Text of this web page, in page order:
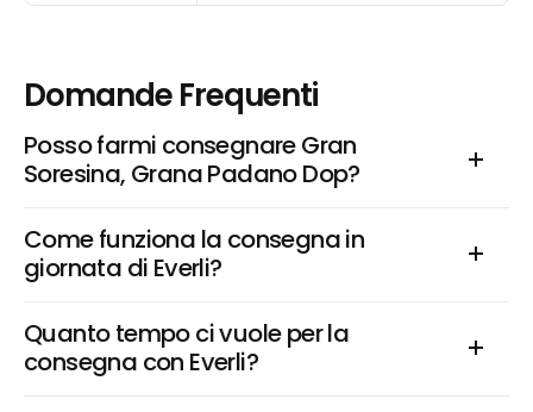
Domande Frequenti
Posso farmi consegnare Gran
Soresina, Grana Padano Dop?
Come funziona la consegna in
giornata di Everli?
Quanto tempo ci vuole per la
consegna con Everli?